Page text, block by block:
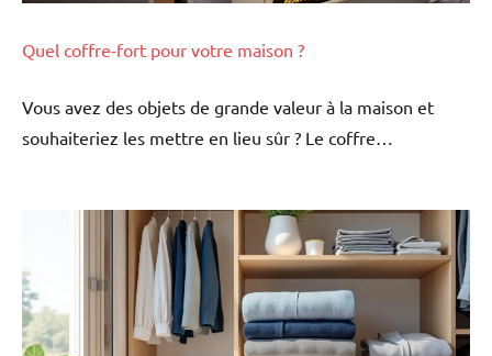
Quel coffre-fort pour votre maison ?
Vous avez des objets de grande valeur à la maison et
souhaiteriez les mettre en lieu sûr ? Le coffre…